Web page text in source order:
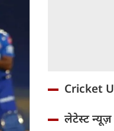
Cricket
लेटेस्ट न्यूज़